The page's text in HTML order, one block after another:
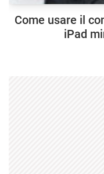
Come usare il
iPad